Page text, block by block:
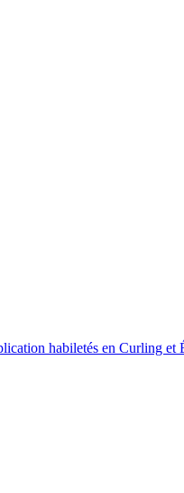
habiletés en Curling et